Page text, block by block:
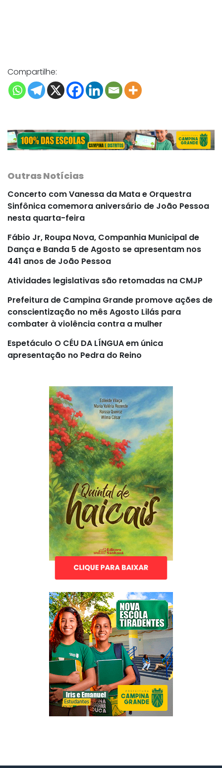
Compartilhe:
Outras Notícias
Concerto com Vanessa da Mata e Orquestra
Sinfônica comemora aniversário de João Pessoa
nesta quarta-feira
Fábio Jr, Roupa Nova, Companhia Municipal de
Dança e Banda 5 de Agosto se apresentam nos
441 anos de João Pessoa
Atividades legislativas são retomadas na CMJP
Prefeitura de Campina Grande promove ações de
conscientização no mês Agosto Lilás para
combater à violência contra a mulher
Espetáculo O CÉU DA LÍNGUA em única
apresentação no Pedra do Reino